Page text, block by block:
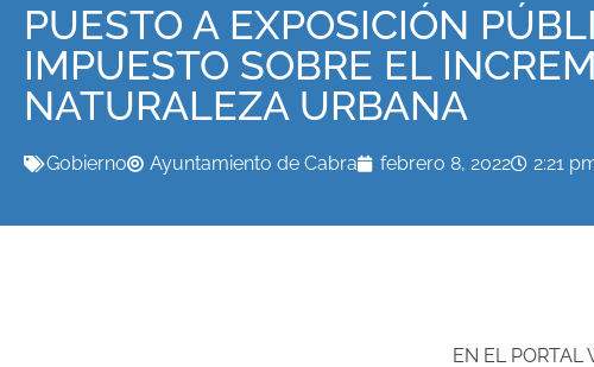
PUESTO A EXPOSICIÓN
IMPUESTO SOBRE EL
NATURALEZA URBANA
Gobierno Ayuntamiento de Cabra febrero 8, 2022 2:21
EN EL PORTAL